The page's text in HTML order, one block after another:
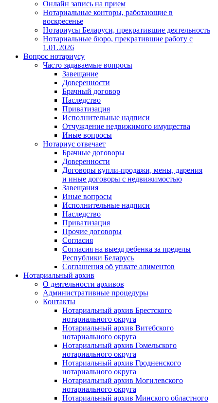
Онлайн запись на прием
Нотариальные конторы, работающие в
воскресенье
Нотариусы Беларуси, прекратившие деятельность
Нотариальные бюро, прекратившие работу с
1.01.2026
Вопрос нотариусу
Часто задаваемые вопросы
Завещание
Доверенности
Брачный договор
Наследство
Приватизация
Исполнительные надписи
Отчуждение недвижимого имущества
Иные вопросы
Нотариус отвечает
Брачные договоры
Доверенности
Договоры купли-продажи, мены, дарения
и иные договоры с недвижимостью
Завещания
Иные вопросы
Исполнительные надписи
Наследство
Приватизация
Прочие договоры
Согласия
Согласия на выезд ребенка за пределы
Республики Беларусь
Соглашения об уплате алиментов
Нотариальный архив
О деятельности архивов
Административные процедуры
Контакты
Нотариальный архив Брестского
нотариального округа
Нотариальный архив Витебского
нотариального округа
Нотариальный архив Гомельского
нотариального округа
Нотариальный архив Гродненского
нотариального округа
Нотариальный архив Могилевского
нотариального округа
Нотариальный архив Минского областного